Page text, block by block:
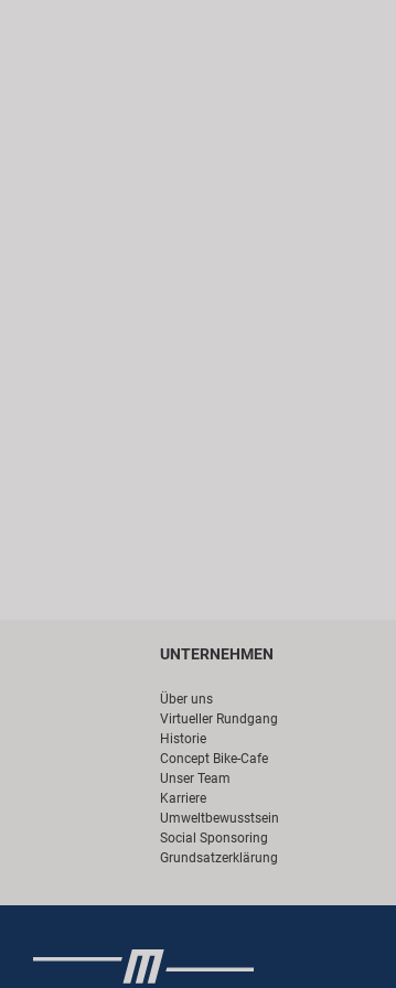
UNTERNEHMEN
Über uns
Virtueller Rundgang
Historie
Concept Bike-Cafe
Unser Team
Karriere
Umweltbewusstsein
Social Sponsoring
Grundsatzerklärung